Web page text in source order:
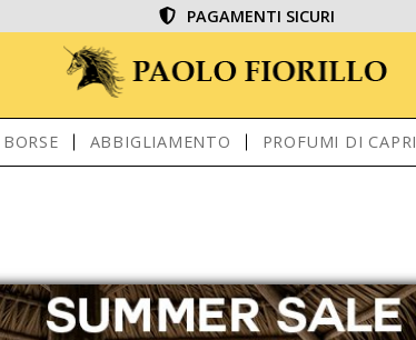
PAGAMENTI SICURI
BORSE ABBIGLIAMENTO PROFUMI DI CAPRI